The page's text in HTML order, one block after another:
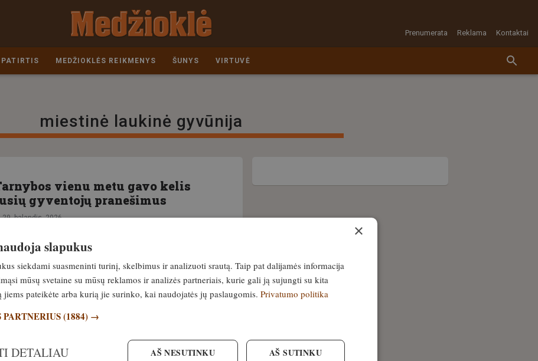
Prenumerata Reklama Kontaktai
PATIRTIS MEDŽIOKLĖS REIKMENYS ŠUNYS VIRTUVĖ
miestinė laukinė gyvūnija
vienu metu gavo kelis
gyventojų pranešimus
29. balandis, 2026
×
slapukus
siekdami suasmeninti turinį, skelbimus ir analizuoti srautą. Taip pat dalijamės informacija
mūsų svetaine su mūsų reklamos ir analizės partneriais, kurie gali ją sujungti su kita
pateikėte arba kurią jie surinko, kai naudojatės jų paslaugomis. Privatumo politika
(1884) →
AŠ SUTINKU
AŠ NESUTINKU
DETALIAU